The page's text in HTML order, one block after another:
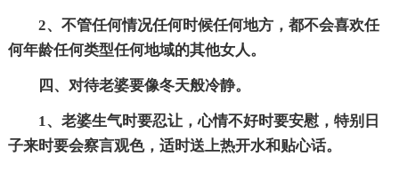
2、不管任何情况任何时候任何地方，都不会喜欢任
何年龄任何类型任何地域的其他女人。
四、对待老婆要像冬天般冷静。
1、老婆生气时要忍让，心情不好时要安慰，特别日
子来时要会察言观色，适时送上热开水和贴心话。